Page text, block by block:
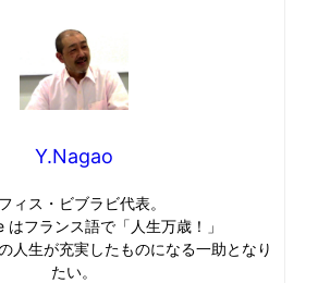
Y.Nagao
ィス・ビブラビ代表。
はフランス語で「人生万歳！」
人生が充実したものになる一助となり
たい。